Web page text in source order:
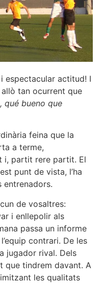
espectacular actitud! I
tan ocurrent que
qué bueno que
feina que la
a terme,
i, partit rere partit. El
punt de vista, l’ha
entrenadors.
de vosaltres:
i enllepolir als
passa un informe
contrari. De les
jugador rival. Dels
que tindrem davant. A
les qualitats